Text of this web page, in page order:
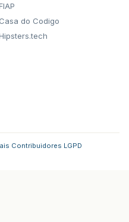
Casa do Codigo
Contribuidores LGPD